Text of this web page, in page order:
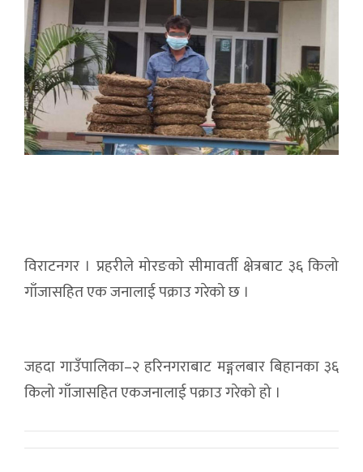
विराटनगर । प्रहरीले मोरङको सीमावर्ती क्षेत्रबाट ३६ किलो
गाँजासहित एक जनालाई पक्राउ गरेको छ ।
जहदा गाउँपालिका–२ हरिनगराबाट मङ्गलबार बिहानका ३६
किलो गाँजासहित एकजनालाई पक्राउ गरेको हो ।